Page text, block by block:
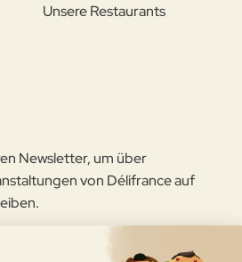
Unsere Restaurants
Newsletter, um über
von Délifrance auf